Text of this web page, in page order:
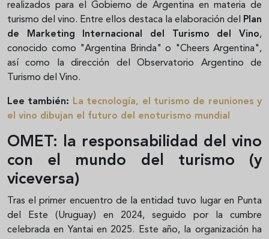
realizados para el Gobierno de Argentina en materia de
turismo del vino. Entre ellos destaca la elaboración del Plan
de Marketing Internacional del Turismo del Vino,
conocido como "Argentina Brinda" o "Cheers Argentina",
así como la dirección del Observatorio Argentino de
Turismo del Vino.
Lee también: La tecnología, el turismo de reuniones y
el vino dibujan el futuro del enoturismo mundial
OMET: la responsabilidad del vino
con el mundo del turismo (y
viceversa)
Tras el primer encuentro de la entidad tuvo lugar en Punta
del Este (Uruguay) en 2024, seguido por la cumbre
celebrada en Yantai en 2025. Este año, la organización ha